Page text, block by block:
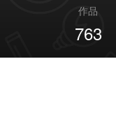
作品
763